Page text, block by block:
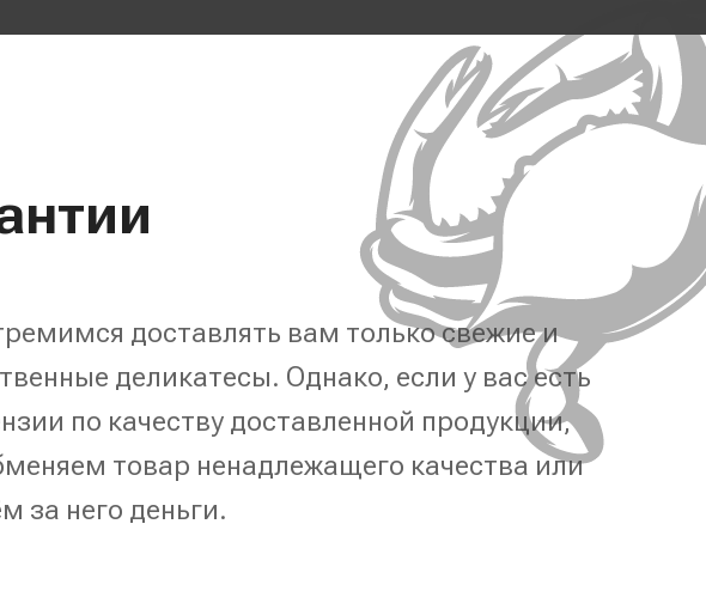
доставлять вам только свежие и
деликатесы. Однако, если у вас есть
по качеству доставленной продукции,
товар ненадлежащего качества или
за него деньги.